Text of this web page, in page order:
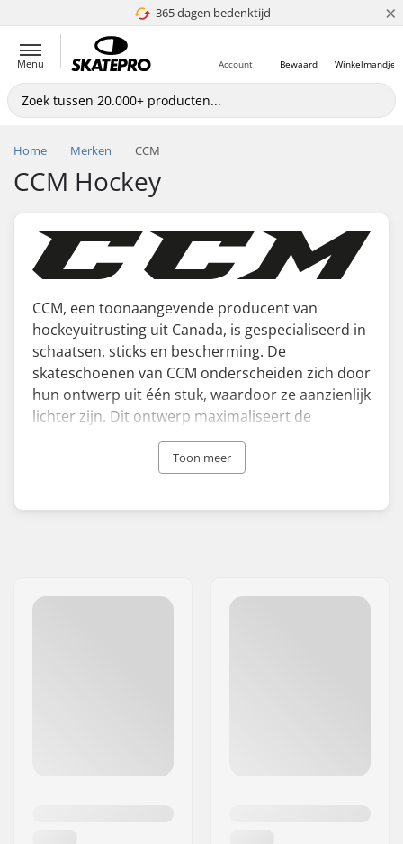
365 dagen bedenktijd
4.8 van 5 ×
Menu Winkelmandje
Bewaard
Account
Home Merken CCM
CCM Hockey
CCM, een toonaangevende producent van
hockeyuitrusting uit Canada, is gespecialiseerd in
schaatsen, sticks en bescherming. De
skateschoenen van CCM onderscheiden zich door
hun ontwerp uit één stuk, waardoor ze aanzienlijk
lichter zijn. Dit ontwerp maximaliseert de
energieoverdracht, biedt explosieve kracht en
verbetert het reactievermogen in bochten. CCM's
de ontwikkeling van topklasse hockeyschaatsen
gekozen door professionele spelers die de
Toon meer